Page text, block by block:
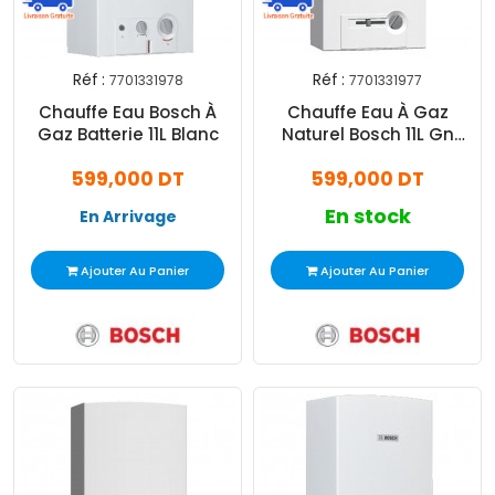
Réf : 7701331978
Chauffe Eau Bosch À
Gaz Batterie 11L Blanc
599,000 DT
En Arrivage
Ajouter Au Panier
Réf : 7701331977
Chauffe Eau À Gaz
Naturel Bosch 11L Gn
599,000 DT
En stock
Ajouter Au Panier